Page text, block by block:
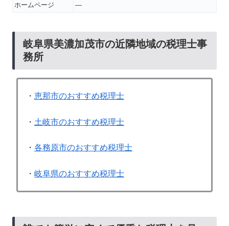
ホームページ
―
岐阜県美濃加茂市の近隣地域の税理士事
務所
・ 恵那市のおすすめ税理士
・ 土岐市のおすすめ税理士
・ 各務原市のおすすめ税理士
・ 岐阜県のおすすめ税理士